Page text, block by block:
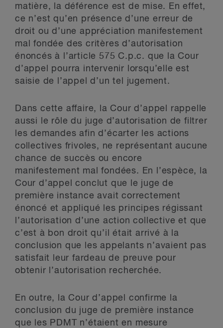
matière, la déférence est de mise. En effet,
ce n’est qu’en présence d’une erreur de
droit ou d’une appréciation manifestement
mal fondée des critères d’autorisation
énoncés à l’article 575 C.p.c. que la Cour
d’appel pourra intervenir lorsqu’elle est
saisie de l’appel d’un tel jugement.
Dans cette affaire, la Cour d’appel rappelle
aussi le rôle du juge d’autorisation de filtrer
les demandes afin d’écarter les actions
collectives frivoles, ne représentant aucune
chance de succès ou encore
manifestement mal fondées. En l’espèce, la
Cour d’appel conclut que le juge de
première instance avait correctement
énoncé et appliqué les principes régissant
l’autorisation d’une action collective et que
c’est à bon droit qu’il était arrivé à la
conclusion que les appelants n’avaient pas
satisfait leur fardeau de preuve pour
obtenir l’autorisation recherchée.
En outre, la Cour d’appel confirme la
conclusion du juge de première instance
que les PDMT n’étaient en mesure